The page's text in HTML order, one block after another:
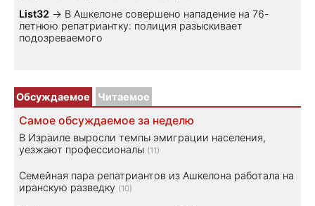
List32 → В Ашкелоне совершено нападение на 76-
летнюю репатриантку: полиция разыскивает
подозреваемого
Обсуждаемое Читаемое
Самое обсуждаемое за неделю
В Израиле выросли темпы эмиграции населения,
уезжают профессионалы (11)
Семейная пара репатриантов из Ашкелона работала на
иранскую разведку (10)